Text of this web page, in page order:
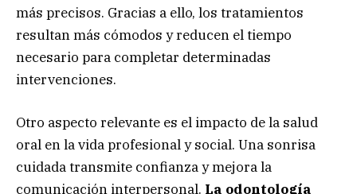
más precisos. Gracias a ello, los tratamientos
resultan más cómodos y reducen el tiempo
necesario para completar determinadas
intervenciones.
Otro aspecto relevante es el impacto de la salud
oral en la vida profesional y social. Una sonrisa
cuidada transmite confianza y mejora la
comunicación interpersonal. La odontología